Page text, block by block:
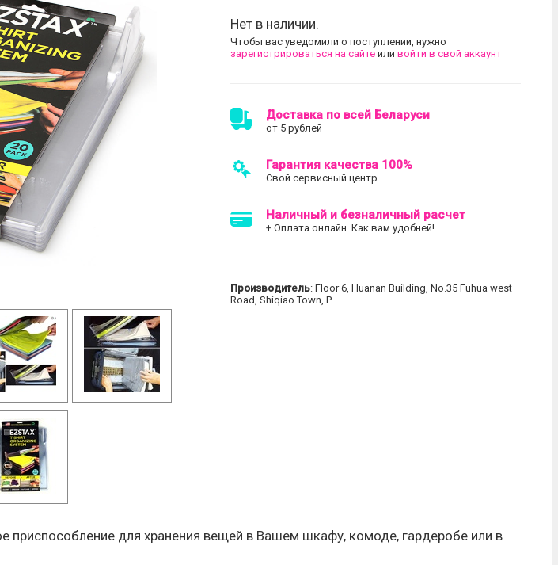
Нет в наличии.
Чтобы вас уведомили о поступлении, нужно
зарегистрироваться на сайте иливойти в свой аккаунт
Доставка по всей Беларуси
от 5 рублей
Гарантия качества 100%
Свой сервисный центр
Наличный и безналичный расчет
+ Оплата онлайн. Как вам удобней!
Производитель: Floor 6, Huanan Building, No.35 Fuhua west
Road, Shiqiao Town, P
приспособление для хранения вещей в Вашем шкафу, комоде, гардеробе или в